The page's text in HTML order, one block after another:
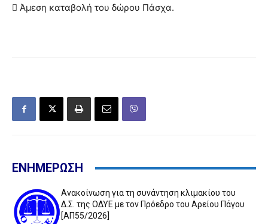
 Άμεση καταβολή του δώρου Πάσχα.
ΕΝΗΜΕΡΩΣΗ
Ανακοίνωση για τη συνάντηση κλιμακίου του
Δ.Σ. της ΟΔΥΕ με τον Πρόεδρο του Αρείου Πάγου
[ΑΠ55/2026]